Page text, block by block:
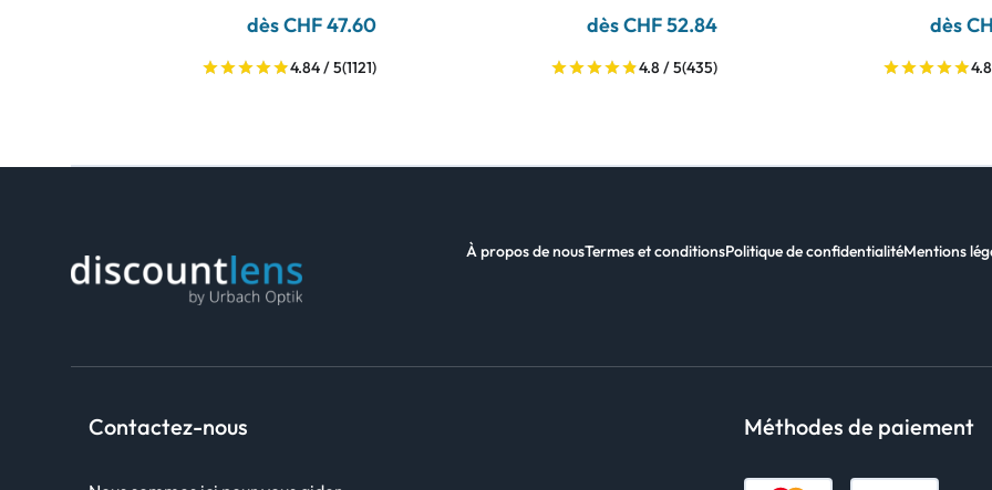
dès CHF 47.60
4.84 / 5(1121)
dès CHF 52.84
4.8 / 5(435)
dès
À propos de nousTermes et conditionsPolitique de confidentialitéMentions
Contactez-nous Méthodes de paiement